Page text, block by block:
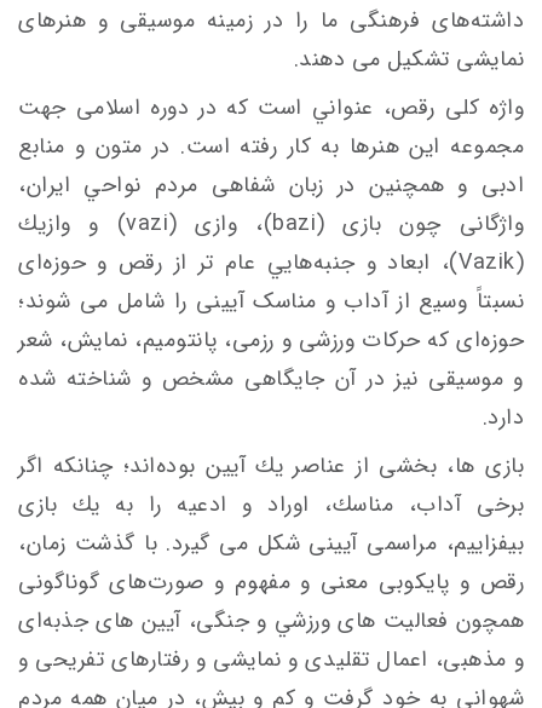
داشته‌های فرهنگی ما را در زمينه‌ موسیقی و هنرهای
نمایشی تشکیل می دهند.
واژه‌ کلی رقص، عنواني است كه در دوره اسلامی جهت
مجموعه اين هنرها‌ به كار رفته است. در متون و منابع‌
ادبی و همچنين در‌ زبان‌ شفاهی مردم نواحي ايران،
واژگانی چون بازی (bazi)، وازی (vazi) و وازيك
(
Vazik)، ابعاد و جنبه‌هایي عام‌ تر از رقص‌ و حوزه‌ای
نسبتاً وسيع از آداب و مناسک آيينی‌ را شامل می شوند؛
حوزه‌ای كه حركات ورزشی و رزمی، پانتوميم، نمايش، شعر
و موسيقی نیز در آن جايگاهی مشخص و شناخته‌ شده
دارد.
بازی ها، بخشی از عناصر يك آيين بوده‌اند؛ چنانكه اگر
برخی آداب، مناسك، اوراد و ادعيه را به يك بازی
بيفزاييم، مراسمی آيينی شکل می گیرد. با گذشت زمان،
رقص ‌و پايكوبی معنی و مفهوم و صورت‌های گوناگونی
همچون فعالیت های ورزشي و جنگی، آیین های جذبه‌ای‌
و مذهبی، اعمال تقليدی و نمايشی و رفتارهای تفريحی و
شهوانی به خود گرفت و كم و بيش، در ميان همه‌ مردم